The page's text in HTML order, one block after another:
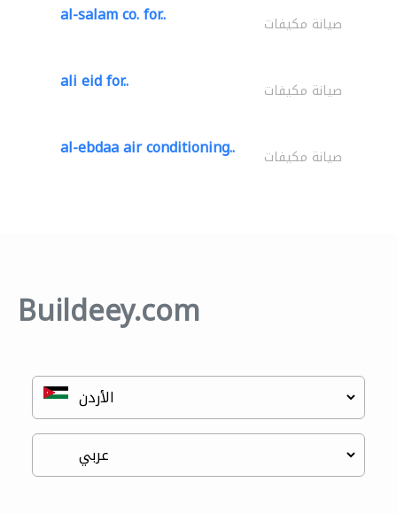
al-salam co. for.. صيانة مكيفات
ali eid for.. صيانة مكيفات
al-ebdaa air conditioning.. صيانة مكيفات
Buildeey.com